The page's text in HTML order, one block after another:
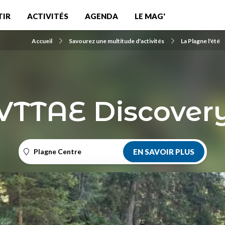
ACTIVITÉS AGENDA LE MAG'
Accueil Savourez une multitude d'activités La Plagne l'été
Plagne Centre EN SAVOIR PLUS